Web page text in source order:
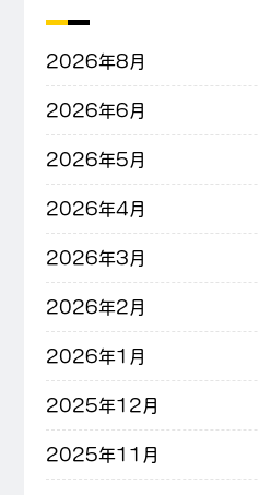
2026年8月
2026年6月
2026年5月
2026年4月
2026年3月
2026年2月
2026年1月
2025年12月
2025年11月